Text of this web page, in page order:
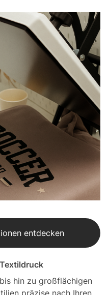
entdecken
hin zu großflächigen